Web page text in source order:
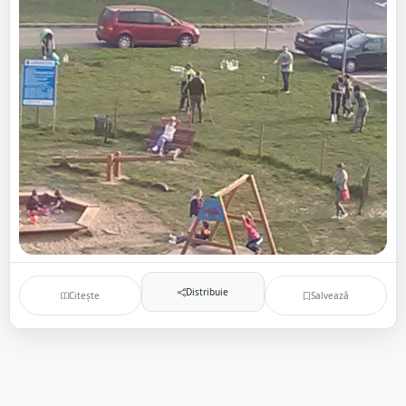
Citește Distribuie Salvează